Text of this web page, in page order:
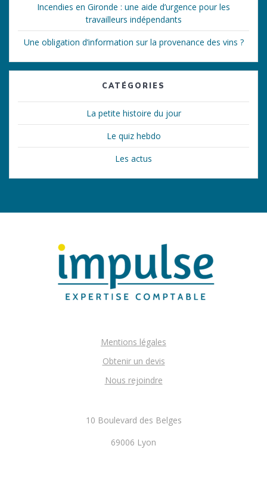
Incendies en Gironde : une aide d’urgence pour les
travailleurs indépendants
Une obligation d’information sur la provenance des vins ?
CATÉGORIES
La petite histoire du jour
Le quiz hebdo
Les actus
Mentions légales
Obtenir un devis
Nous rejoindre
10 Boulevard des Belges
69006 Lyon